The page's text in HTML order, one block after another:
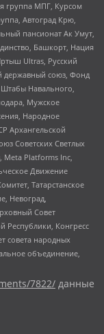
группа МПГ, Курсом
Автоград Крю,
пансионат Ак Умут,
Башкорт, Нация
Ultras, Русский
державный союз, Фонд
Навального,
Мужское
Народное
Архангельской
Советских Светлых
Meta Platforms Inc,
Движение
Татарстанское
Невоград,
Совет
Республики, Конгресс
совета народных
объединение,
7822/ данные